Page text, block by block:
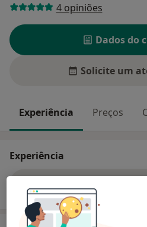
4 opiniões
Dados do
Solicite um
Experiência Preços
Experiência